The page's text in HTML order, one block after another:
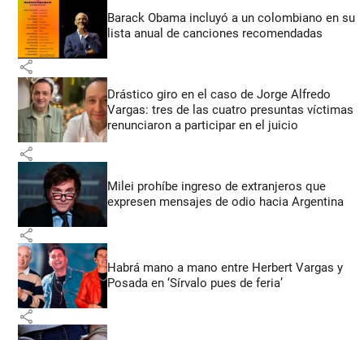
Barack Obama incluyó a un colombiano en su
lista anual de canciones recomendadas
share
Drástico giro en el caso de Jorge Alfredo
Vargas: tres de las cuatro presuntas víctimas
renunciaron a participar en el juicio
share
Milei prohíbe ingreso de extranjeros que
expresen mensajes de odio hacia Argentina
share
Habrá mano a mano entre Herbert Vargas y
Posada en ‘Sírvalo pues de feria’
share